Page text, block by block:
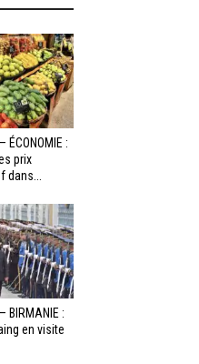
ÉCONOMIE :
prix
dans...
BIRMANIE :
en visite